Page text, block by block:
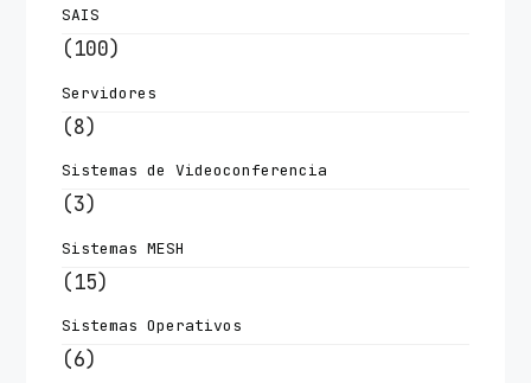
SAIS
(100)
Servidores
(8)
Sistemas de Videoconferencia
(3)
Sistemas MESH
(15)
Sistemas Operativos
(6)